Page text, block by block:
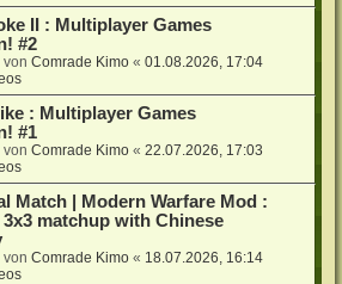
II : Multiplayer Games
#2
vonComrade Kimo «01.08.2026, 17:04
: Multiplayer Games
#1
vonComrade Kimo «22.07.2026, 17:03
Match | Modern Warfare Mod :
matchup with Chinese
vonComrade Kimo « 18.07.2026, 16:14